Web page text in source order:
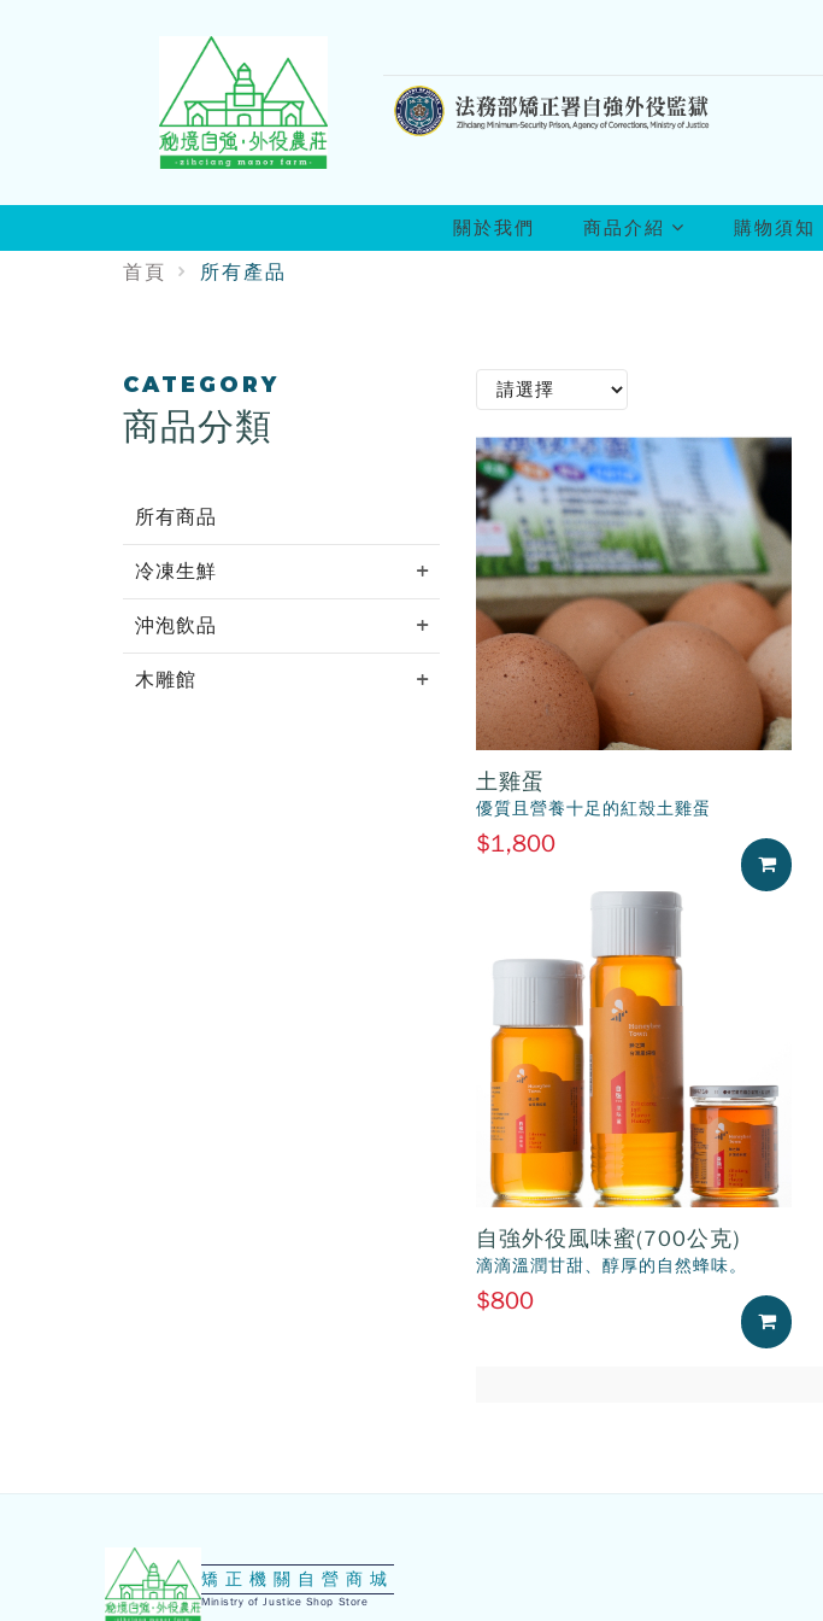
關於我們 商品介紹 購物須知
首頁 所有產品
:::
CATEGORY
商品分類
所有商品
冷凍生鮮
沖泡飲品
木雕館
土雞蛋
優質且營養十足的紅殼土雞蛋
$1,800
加
自強外役風味蜜(700公克)
滴滴溫潤甘甜、醇厚的自然蜂味。
$800
加
矯正機關自營商城
Ministry of Justice Shop Store